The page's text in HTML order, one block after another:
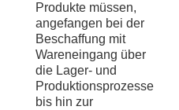
Produkte müssen,
angefangen bei der
Beschaffung mit
Wareneingang über
die Lager- und
Produktionsprozesse
bis hin zur